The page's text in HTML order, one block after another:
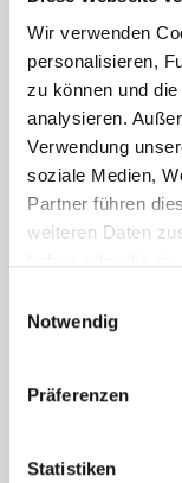
Wir verwenden
personalisieren,
zu können und
analysieren.
Verwendung
soziale Medien,
Partner führen
weiteren Daten
Notwendig
Präferenzen
Statistiken